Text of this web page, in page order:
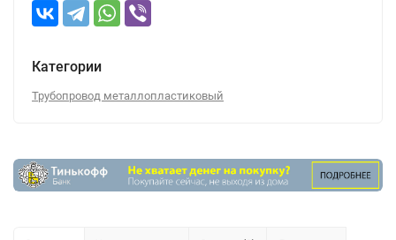
Категории
Трубопровод металлопластиковый